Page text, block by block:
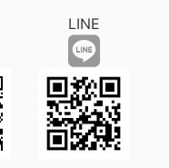
LINE